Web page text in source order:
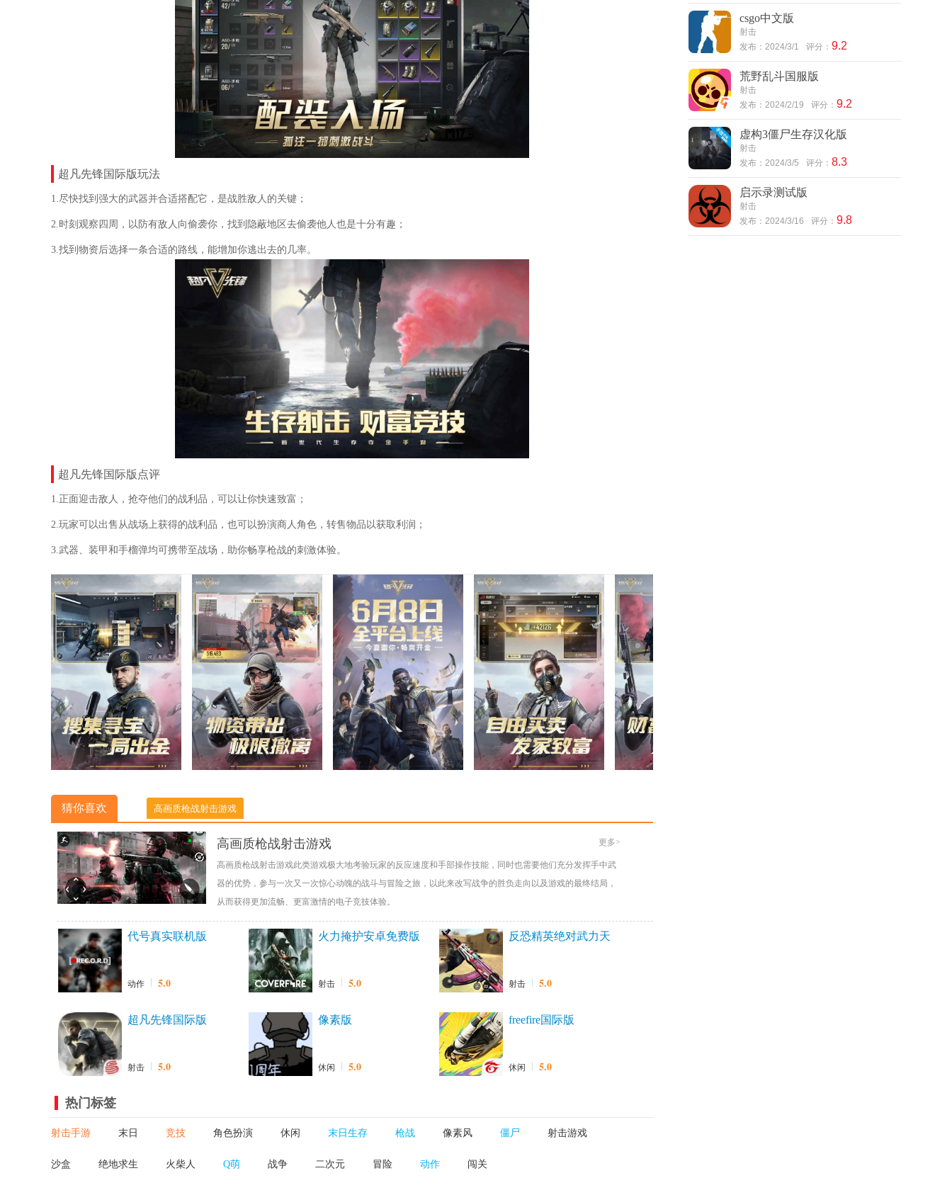
超凡先锋国际版玩法
1.尽快找到强大的武器并合适搭配它，是战胜敌人的关键；
2.时刻观察四周，以防有敌人向偷袭你，找到隐蔽地区去偷袭他人也是十分有趣；
3.找到物资后选择一条合适的路线，能增加你逃出去的几率。
超凡先锋国际版点评
1.正面迎击敌人，抢夺他们的战利品，可以让你快速致富；
2.玩家可以出售从战场上获得的战利品，也可以扮演商人角色，转售物品以获取利润；
3.武器、装甲和手榴弹均可携带至战场，助你畅享枪战的刺激体验。
猜你喜欢 高画质枪战射击游戏
高画质枪战射击游戏 更多>
高画质枪战射击游戏此类游戏极大地考验玩家的反应速度和手部操作技能，同时也需要他们充分发挥手中武
器的优势，参与一次又一次惊心动魄的战斗与冒险之旅，以此来改写战争的胜负走向以及游戏的最终结局，
从而获得更加流畅、更富激情的电子竞技体验。
代号真实联机版
动作 5.0
火力掩护安卓免费版
射击 5.0
反恐精英绝对武力天
射击 5.0
超凡先锋国际版
射击 5.0
像素版
休闲 5.0
freefire国际版
休闲 5.0
热门标签
射击手游 末日 竞技 角色扮演 休闲 末日生存 枪战 像素风 僵尸 射击游戏
沙盒 绝地求生 火柴人 Q萌 战争 二次元 冒险 动作 闯关
csgo中文版
射击
发布：2024/3/1
评分： 9.2
荒野乱斗国服版
射击
发布：2024/2/19
评分： 9.2
虚构3僵尸生存汉化版
射击
发布：2024/3/5
评分： 8.3
启示录测试版
射击
发布：2024/3/16
评分： 9.8